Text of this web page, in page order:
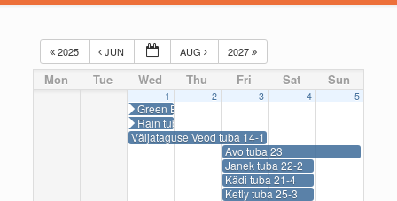
2025 JUN AUG 2027
Mon Tue Wed Thu Fri Sat Sun
1
Green Energy tuba 12-2
Rain tuba 14-2
Väljataguse Veod tuba 14-1
2 3
Avo tuba 23
Janek tuba 22-2
Kädi tuba 21-4
Ketly tuba 25-3
4 5